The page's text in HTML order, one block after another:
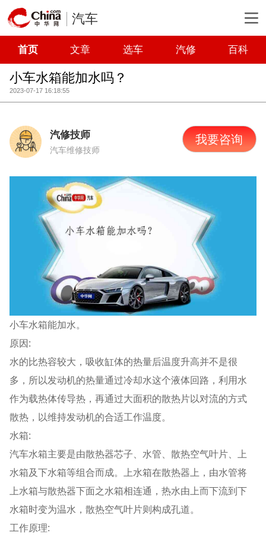
汽车
首页 文章 选车 汽修 百科
小车水箱能加水吗？
2023-07-17 16:18:55
汽修技师
汽车维修技师
我要咨询
小车水箱能加水。
原因:
水的比热容较大，吸收缸体的热量后温度升高并不是很
多，所以发动机的热量通过冷却水这个液体回路，利用水
作为载热体传导热，再通过大面积的散热片以对流的方式
散热，以维持发动机的合适工作温度。
水箱:
汽车水箱主要是由散热器芯子、水管、散热空气叶片、上
水箱及下水箱等组合而成。上水箱在散热器上，由水管将
上水箱与散热器下面之水箱相连通，热水由上而下流到下
水箱时变为温水，散热空气叶片则构成孔道。
工作原理: